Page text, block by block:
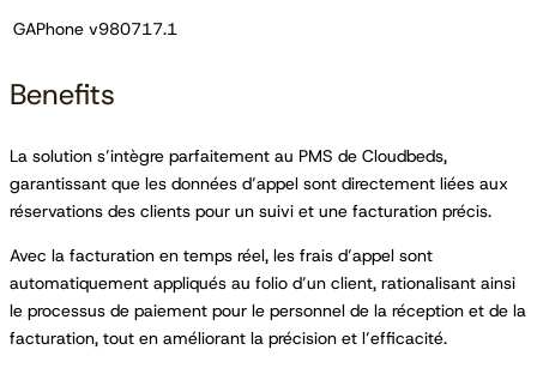
GAPhone v980717.1
Benefits
La solution s’intègre parfaitement au PMS de Cloudbeds,
garantissant que les données d’appel sont directement liées aux
réservations des clients pour un suivi et une facturation précis.
Avec la facturation en temps réel, les frais d’appel sont
automatiquement appliqués au folio d’un client, rationalisant ainsi
le processus de paiement pour le personnel de la réception et de la
facturation, tout en améliorant la précision et l’efficacité.